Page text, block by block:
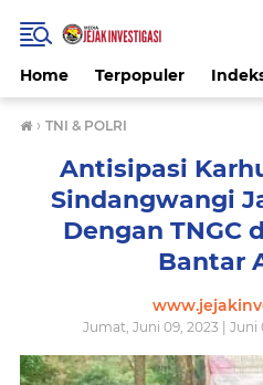
Home Terpopuler
› TNI & POLRI
Antisipasi
Sindangwangi
Dengan TNGC
Bantar
Jumat, Juni 09, 2023 | Juni